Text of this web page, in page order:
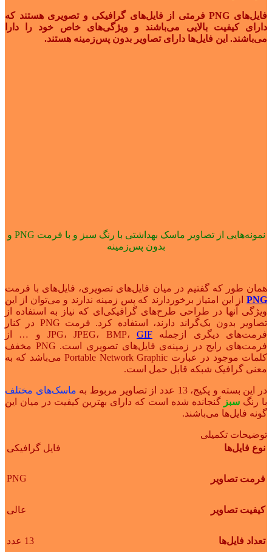
فایل‌های PNG فرمتی از فایل‌های گرافیکی و تصویری هستند که
دارای کیفیت بالایی می‌باشند و ویژگی‌های خاص خود را دارا
می‌باشند. این فایل‌ها دارای تصاویر بدون پس‌زمینه هستند.
نمونه‌هایی از تصاویر ماسک بهداشتی با رنگ سبز و با فرمت PNG و
بدون پس‌زمینه
همان طور که گفتیم در میان فایل‌های تصویری، فایل‌های با فرمت
PNG از این امتیاز برخوردارند که پس زمینه ندارند و می‌توان از این
ویژگی‌ آنها در طراحی طرح‌های گرافیکی‌ای که نیاز به استفاده از
تصاویر بدون بک‌گراند دارند، استفاده کرد. فرمت PNG در کنار
فرمت‌های دیگری ازجمله JPG، JPEG، BMP، GIF
و … از
فرمت‌های رایج در زمینه‌ی فایل‌های تصویری است. PNG مخفف
کلمات موجود در عبارت Portable Network Graphic می‌باشد که به
معنی گرافیک شبکه قابل حمل است.
در این بسته و پکیج، 13 عدد از تصاویر مربوط به
ماسک‌های مختلف
با رنگ سبز گنجانده شده است که دارای بهترین کیفیت در میان این
گونه فایل‌ها می‌باشند.
توضیحات تکمیلی
نوع فایل‌ها
فایل گرافیکی
فرمت تصاویر PNG
کیفیت تصاویر عالی
تعداد فایل‌ها 13 عدد